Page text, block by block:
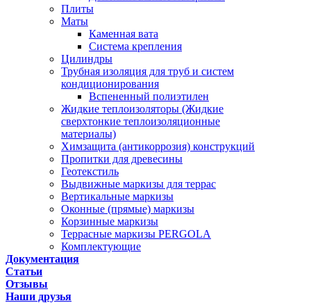
Плиты
Маты
Каменная вата
Система крепления
Цилиндры
Трубная изоляция для труб и систем
кондиционирования
Вспененный полиэтилен
Жидкие теплоизоляторы (Жидкие
сверхтонкие теплоизоляционные
материалы)
Химзащита (антикоррозия) конструкций
Пропитки для древесины
Геотекстиль
Выдвижные маркизы для террас
Вертикальные маркизы
Оконные (прямые) маркизы
Корзинные маркизы
Террасные маркизы PERGOLA
Комплектующие
Документация
Статьи
Отзывы
Наши друзья